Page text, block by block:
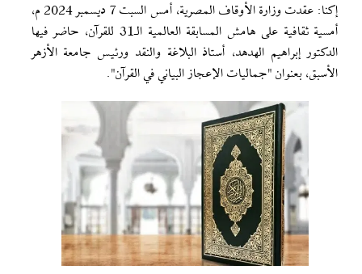
إکنا: عقدت وزارة الأوقاف المصرية، أمس السبت 7 ديسمبر 2024 م،
أمسية ثقافية على هامش المسابقة العالمية الـ31 للقرآن، حاضر فيها
الدكتور إبراهيم الهدهد، أستاذ البلاغة والنقد ورئيس جامعة الأزهر
الأسبق، بعنوان "جماليات الإعجاز البياني في القرآن".